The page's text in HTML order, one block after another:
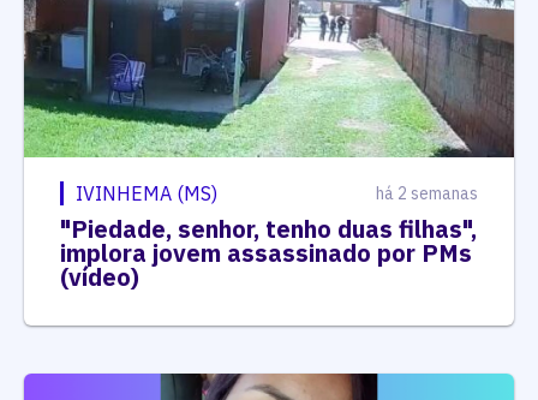
IVINHEMA (MS) há 2 semanas
"Piedade, senhor, tenho duas filhas",
implora jovem assassinado por PMs
(vídeo)